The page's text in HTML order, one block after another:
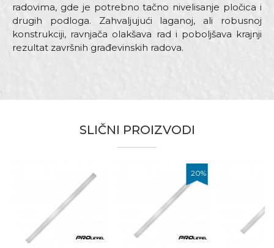
radovima, gde je potrebno tačno nivelisanje pločica i
drugih podloga. Zahvaljujući laganoj, ali robusnoj
konstrukciji, ravnjača olakšava rad i poboljšava krajnji
rezultat završnih građevinskih radova.
Aluminijum
SLIČNI PROIZVODI
20%